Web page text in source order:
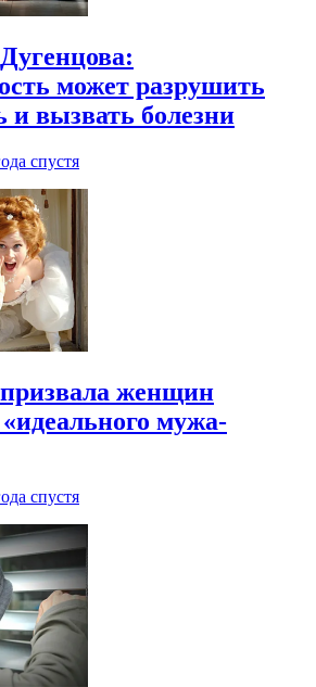
может разрушить
и вызвать болезни
спустя
женщин
мужа-
спустя